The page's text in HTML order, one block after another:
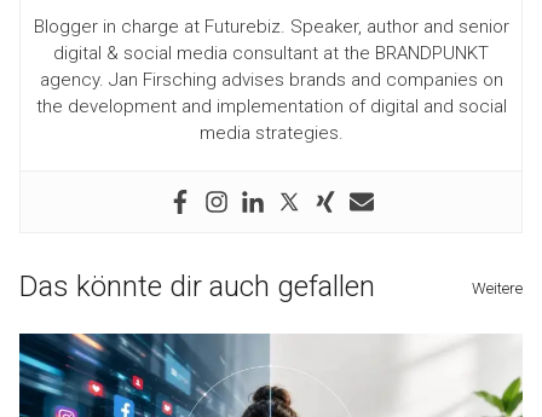
Blogger in charge at Futurebiz. Speaker, author and senior
digital & social media consultant at the BRANDPUNKT
agency. Jan Firsching advises brands and companies on
the development and implementation of digital and social
media strategies.
Das könnte dir auch gefallen Weitere